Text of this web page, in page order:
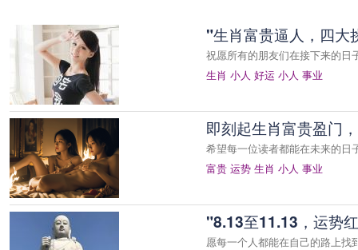
"生肖富贵逼人，四大
祝愿所有的朋友们在接下来的日
生肖 小人 好运 小人 事业
即刻起生肖富贵盈门
希望每一位读者都能在未来的日
富贵 运势 生肖 小人 事业
"8.13至11.13，运势
愿每一个人都能在自己的路上找